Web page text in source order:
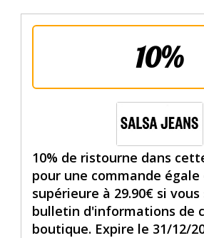
10%
10% de ristourne dans
pour une commande égale
supérieure à 29.90€ si
bulletin d'informations de
boutique. Expire le 31/12/